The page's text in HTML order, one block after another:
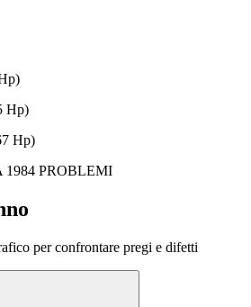
Hp)
Hp)
per confrontare pregi e difetti